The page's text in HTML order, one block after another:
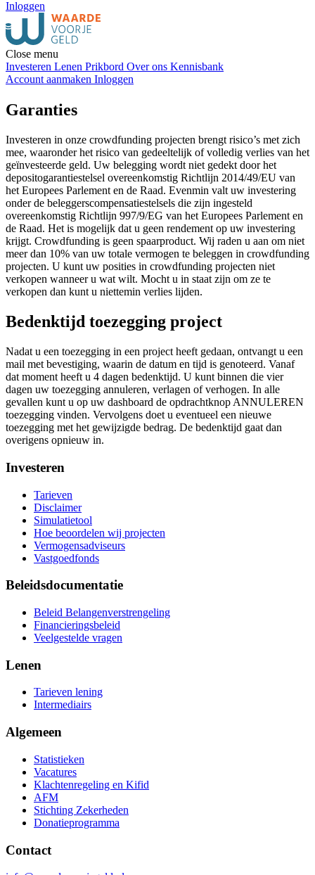
Inloggen
Close menu
Investeren Lenen Prikbord Over ons Kennisbank
Account aanmaken Inloggen
Garanties
Investeren in onze crowdfunding projecten brengt risico’s met zich
mee, waaronder het risico van gedeeltelijk of volledig verlies van het
geïnvesteerde geld. Uw belegging wordt niet gedekt door het
depositogarantiestelsel overeenkomstig Richtlijn 2014/49/EU van
het Europees Parlement en de Raad. Evenmin valt uw investering
onder de beleggerscompensatiestelsels die zijn ingesteld
overeenkomstig Richtlijn 997/9/EG van het Europees Parlement en
de Raad. Het is mogelijk dat u geen rendement op uw investering
krijgt. Crowdfunding is geen spaarproduct. Wij raden u aan om niet
meer dan 10% van uw totale vermogen te beleggen in crowdfunding
projecten. U kunt uw posities in crowdfunding projecten niet
verkopen wanneer u wat wilt. Mocht u in staat zijn om ze te
verkopen dan kunt u niettemin verlies lijden.
Bedenktijd toezegging project
Nadat u een toezegging in een project heeft gedaan, ontvangt u een
mail met bevestiging, waarin de datum en tijd is genoteerd. Vanaf
dat moment heeft u 4 dagen bedenktijd. U kunt binnen die vier
dagen uw toezegging annuleren, verlagen of verhogen. In alle
gevallen kunt u op uw dashboard de opdrachtknop ANNULEREN
toezegging vinden. Vervolgens doet u eventueel een nieuwe
toezegging met het gewijzigde bedrag. De bedenktijd gaat dan
overigens opnieuw in.
Investeren
Tarieven
Disclaimer
Simulatietool
Hoe beoordelen wij projecten
Vermogensadviseurs
Vastgoedfonds
Beleidsdocumentatie
Beleid Belangenverstrengeling
Financieringsbeleid
Veelgestelde vragen
Lenen
Tarieven lening
Intermediairs
Algemeen
Statistieken
Vacatures
Klachtenregeling en Kifid
AFM
Stichting Zekerheden
Donatieprogramma
Contact